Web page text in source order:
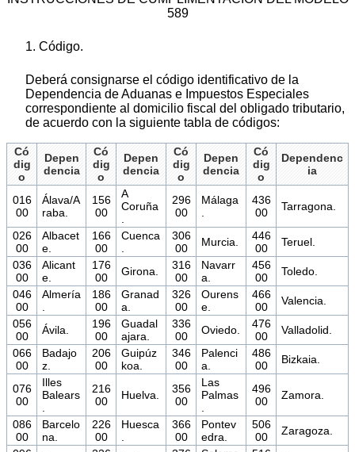
589
1. Código.
Deberá consignarse el código identificativo de la
Dependencia de Aduanas e Impuestos Especiales
correspondiente al domicilio fiscal del obligado tributario,
de acuerdo con la siguiente tabla de códigos:
Có
dig
o
Depen
dencia
Có
dig
o
Depen
dencia
Có
dig
o
Depen
dencia
Có
dig
o
Dependenc
ia
016
00
Álava/A
raba.
156
00
A
Coruña
.
296
00
Málaga
.
436
00
Tarragona.
026
00
Albacet
e.
166
00
Cuenca
.
306
00
Murcia.
446
00
Teruel.
036
00
Alicant
e.
176
00
Girona.
316
00
Navarr
a.
456
00
Toledo.
046
00
Almería
.
186
00
Granad
a.
326
00
Ourens
e.
466
00
Valencia.
056
00
Ávila.
196
00
Guadal
ajara.
336
00
Oviedo.
476
00
Valladolid.
066
00
Badajo
z.
206
00
Guipúz
koa.
346
00
Palenci
a.
486
00
Bizkaia.
076
00
Illes
Balears
.
216
00
Huelva.
356
00
Las
Palmas
.
496
00
Zamora.
086
00
Barcelo
na.
226
00
Huesca
.
366
00
Pontev
edra.
506
00
Zaragoza.